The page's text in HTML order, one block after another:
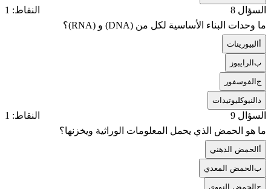
السؤال 8
النقاط: 1
ما وحدات البناء الأساسية لكل من (DNA) و (RNA)؟
البيورينات
بالرايبوز
جالفوسفور
النيوكليوتيدات
السؤال 9
النقاط: 1
ما هو الحمض الذي يحمل المعلومات الوراثية ويخزنها؟
الحمض الدهني
بالحمض المعدي
جالحمض النووي